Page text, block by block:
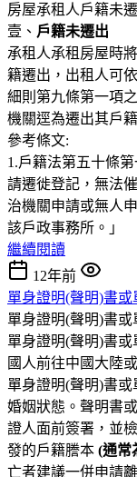
房屋承租人戶籍未
壹、 戶籍未遷出
承租人承租房屋時
籍遷出，出租人可
細則第九條第一項
機關逕為遷出其戶
參考條文:
1.戶籍法第五十條
請遷徙登記，無法
治機關申請或無人
該戶政事務所。」
繼續閱讀
12年前
單身證明(聲明)書
單身證明(聲明)書
單身證明(聲明)書
國人前往中國大陸
單身證明(聲明)書
婚姻狀態。聲明書
證人面前簽署，並
發的戶籍謄本 (通常
亡者建議一併申請